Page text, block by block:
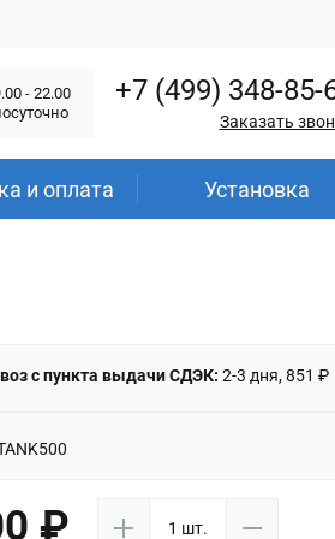
- 22.00
+7 (499) 348-85-
Заказать
и оплата Установка
с пункта выдачи СДЭК: 2-3 дня, 851 ₽
₽